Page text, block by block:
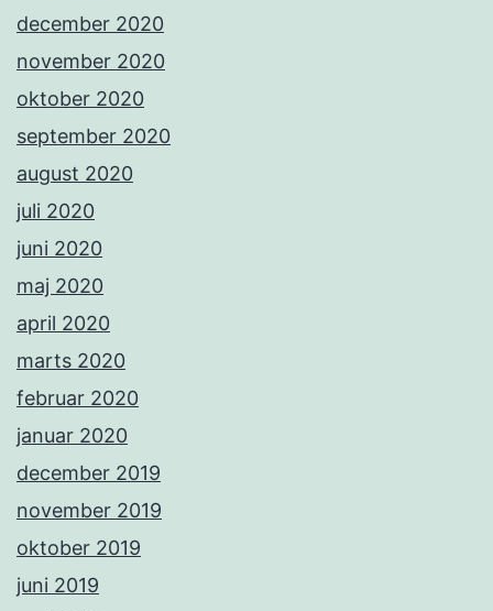
december 2020
november 2020
oktober 2020
september 2020
august 2020
juli 2020
juni 2020
maj 2020
april 2020
marts 2020
februar 2020
januar 2020
december 2019
november 2019
oktober 2019
juni 2019